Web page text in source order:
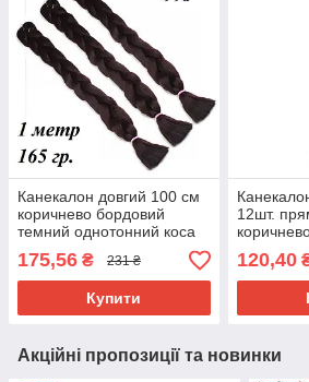
Канекалон довгий 100 см
коричнево бордовий
темний однотонний коса
100 см Вага 165 ± 5 г
Термостійкий 99J100
175,56 ₴ 231 ₴
Купити
12шт.
темний
60см
зачіску
120,40
Акційні пропозиції та новинки